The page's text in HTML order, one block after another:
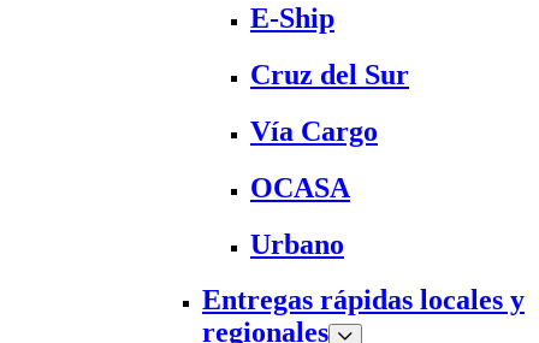
E-Ship
Cruz del Sur
Vía Cargo
OCASA
Urbano
Entregas rápidas locales y
regionales